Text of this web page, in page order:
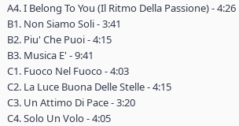
A4. I Belong To You (Il Ritmo Della Passione) - 4:26
B1. Non Siamo Soli - 3:41
B2. Piu' Che Puoi - 4:15
B3. Musica E' - 9:41
C1. Fuoco Nel Fuoco - 4:03
C2. La Luce Buona Delle Stelle - 4:15
C3. Un Attimo Di Pace - 3:20
C4. Solo Un Volo - 4:05